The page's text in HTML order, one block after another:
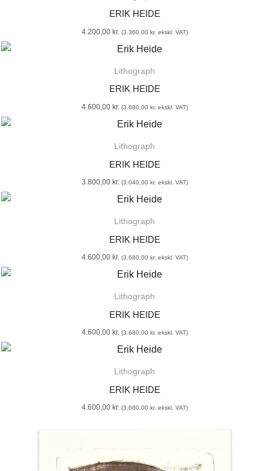
ERIK HEIDE
4.200,00 kr. (3.360,00 kr. ekskl. VAT)
Lithograph
ERIK HEIDE
4.600,00 kr. (3.680,00 kr. ekskl. VAT)
Lithograph
ERIK HEIDE
3.800,00 kr. (3.040,00 kr. ekskl. VAT)
Lithograph
ERIK HEIDE
4.600,00 kr. (3.680,00 kr. ekskl. VAT)
Lithograph
ERIK HEIDE
4.600,00 kr. (3.680,00 kr. ekskl. VAT)
Lithograph
ERIK HEIDE
4.600,00 kr. (3.680,00 kr. ekskl. VAT)